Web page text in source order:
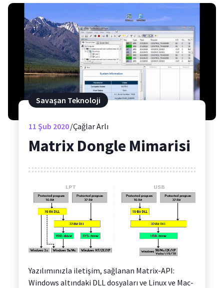
Savaşan Teknoloji
11 Şub 2020 Çağlar Arlı
Matrix Dongle Mimarisi
Yazılımınızla iletişim, sağlanan Matrix-API:
Windows altındaki DLL dosyaları ve Linux ve Mac-